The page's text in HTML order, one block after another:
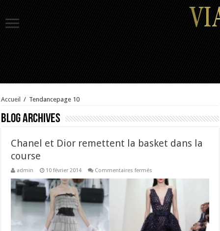
Accueil / Tendancepage 10
Blog Archives
Chanel et Dior remettent la basket dans la
course
admin 10 février 2014 Commentaires fermés
et
Dior
remettent
la
basket
dans
la
course